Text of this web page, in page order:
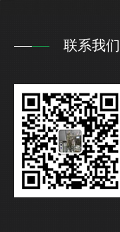
联系我们